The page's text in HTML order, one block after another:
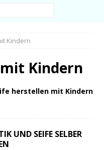
Kindern
Kindern
herstellen mit Kindern
UND SEIFE SELBER